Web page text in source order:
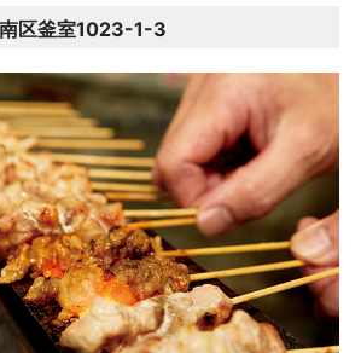
区釜室1023-1-3